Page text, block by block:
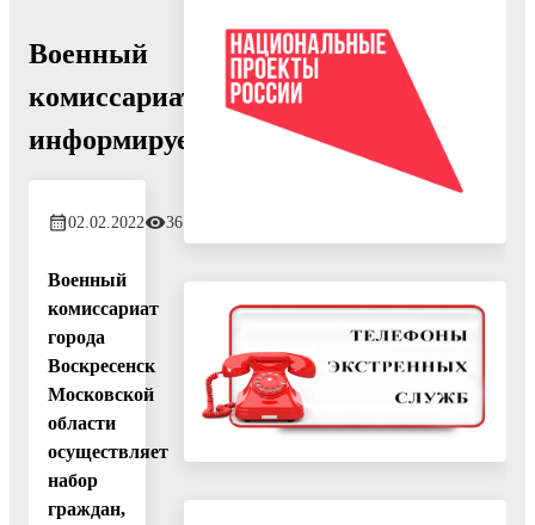
Военный
комиссариат
информирует
02.02.2022 361
Военный
комиссариат
города
Воскресенск
Московской
области
осуществляет
набор
граждан,